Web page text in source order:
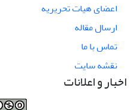
اعضای هیات تحریریه
ارسال مقاله
تماس با ما
نقشه سایت
اخبار و اعلانات